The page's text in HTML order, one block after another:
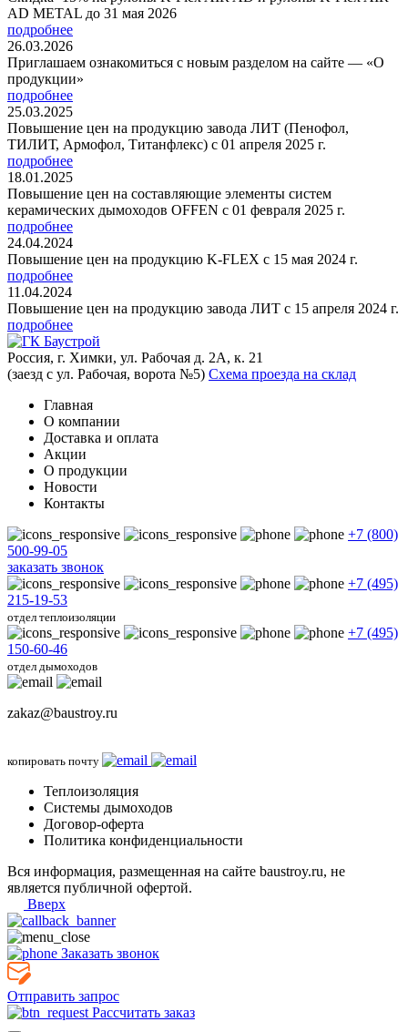
AD METAL до 31 мая 2026
подробнее
26.03.2026
Приглашаем ознакомиться с новым разделом на сайте — «О
продукции»
подробнее
25.03.2025
Повышение цен на продукцию завода ЛИТ (Пенофол,
ТИЛИТ, Армофол, Титанфлекс) с 01 апреля 2025 г.
подробнее
18.01.2025
Повышение цен на составляющие элементы систем
керамических дымоходов OFFEN с 01 февраля 2025 г.
подробнее
24.04.2024
Повышение цен на продукцию K-FLEX с 15 мая 2024 г.
подробнее
11.04.2024
Повышение цен на продукцию завода ЛИТ с 15 апреля 2024 г.
подробнее
Россия, г. Химки, ул. Рабочая д. 2А, к. 21
(заезд с ул. Рабочая, ворота №5) Схема проезда на склад
Главная
О компании
Доставка и оплата
Акции
О продукции
Новости
Контакты
+7 (800)
500-99-05
заказать звонок
+7 (495)
215-19-53
отдел теплоизоляции
+7 (495)
150-60-46
отдел дымоходов
zakaz@baustroy.ru
копировать почту
Теплоизоляция
Системы дымоходов
Договор-оферта
Политика конфиденциальности
Вся информация, размещенная на сайте baustroy.ru, не
является публичной офертой.
Вверх
Заказать звонок
Отправить запрос
Рассчитать заказ